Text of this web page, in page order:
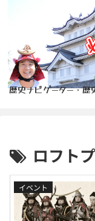
歴史ナビゲーター・歴
ロフト
イベント